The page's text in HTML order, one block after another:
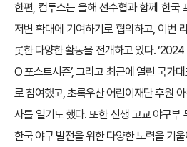
한편, 컴투스는 올해 선수협과 함께 한국
저변 확대에 기여하기로 협의하고, 이번
롯한 다양한 활동을 전개하고 있다.
O 포스트시즌’, 그리고 최근에 열린 국가
로 참여했고, 초록우산 어린이재단 후원
사를 열기도 했다. 또한 신생 고교 야구부
한국 야구 발전을 위한 다양한 노력을 기